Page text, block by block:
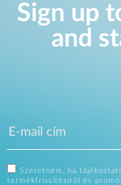
Sign up
and
Szeretném, ha
termékfrissítésiről és